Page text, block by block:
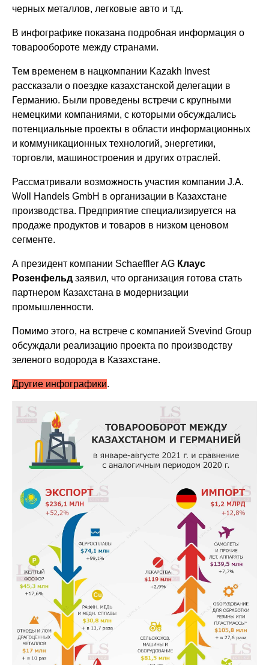
черных металлов, легковые авто и т.д.
В инфографике показана подробная информация о
товарообороте между странами.
Тем временем в нацкомпании Kazakh Invest
рассказали о поездке казахстанской делегации в
Германию. Были проведены встречи с крупными
немецкими компаниями, с которыми обсуждались
потенциальные проекты в области информационных
и коммуникационных технологий, энергетики,
торговли, машиностроения и других отраслей.
Рассматривали возможность участия компании J.A.
Woll Handels GmbH в организации в Казахстане
производства. Предприятие специализируется на
продаже продуктов и товаров в низком ценовом
сегменте.
А президент компании Schaeffler AG Клаус
Розенфельд заявил, что организация готова стать
партнером Казахстана в модернизации
промышленности.
Помимо этого, на встрече с компанией Svevind Group
обсуждали реализацию проекта по производству
зеленого водорода в Казахстане.
Другие инфографики.